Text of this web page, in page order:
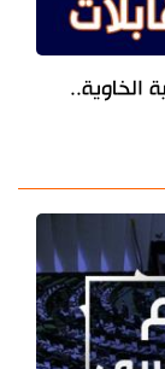
الخاوية..